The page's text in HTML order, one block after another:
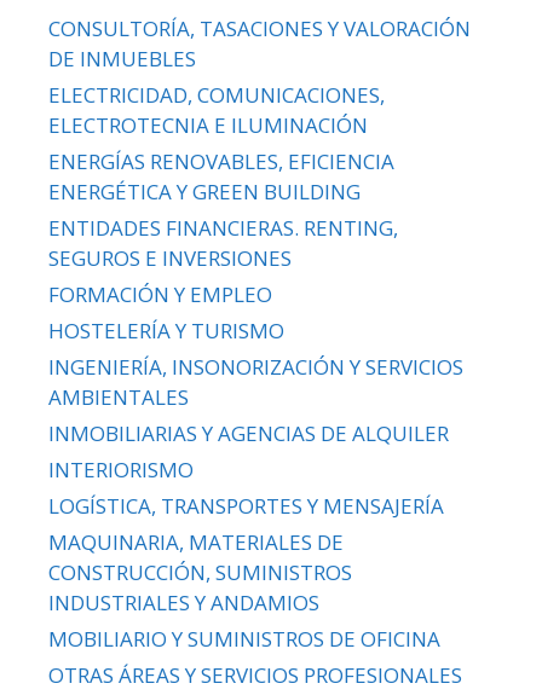
CONSULTORÍA, TASACIONES Y VALORACIÓN
DE INMUEBLES
ELECTRICIDAD, COMUNICACIONES,
ELECTROTECNIA E ILUMINACIÓN
ENERGÍAS RENOVABLES, EFICIENCIA
ENERGÉTICA Y GREEN BUILDING
ENTIDADES FINANCIERAS. RENTING,
SEGUROS E INVERSIONES
FORMACIÓN Y EMPLEO
HOSTELERÍA Y TURISMO
INGENIERÍA, INSONORIZACIÓN Y SERVICIOS
AMBIENTALES
INMOBILIARIAS Y AGENCIAS DE ALQUILER
INTERIORISMO
LOGÍSTICA, TRANSPORTES Y MENSAJERÍA
MAQUINARIA, MATERIALES DE
CONSTRUCCIÓN, SUMINISTROS
INDUSTRIALES Y ANDAMIOS
MOBILIARIO Y SUMINISTROS DE OFICINA
OTRAS ÁREAS Y SERVICIOS PROFESIONALES